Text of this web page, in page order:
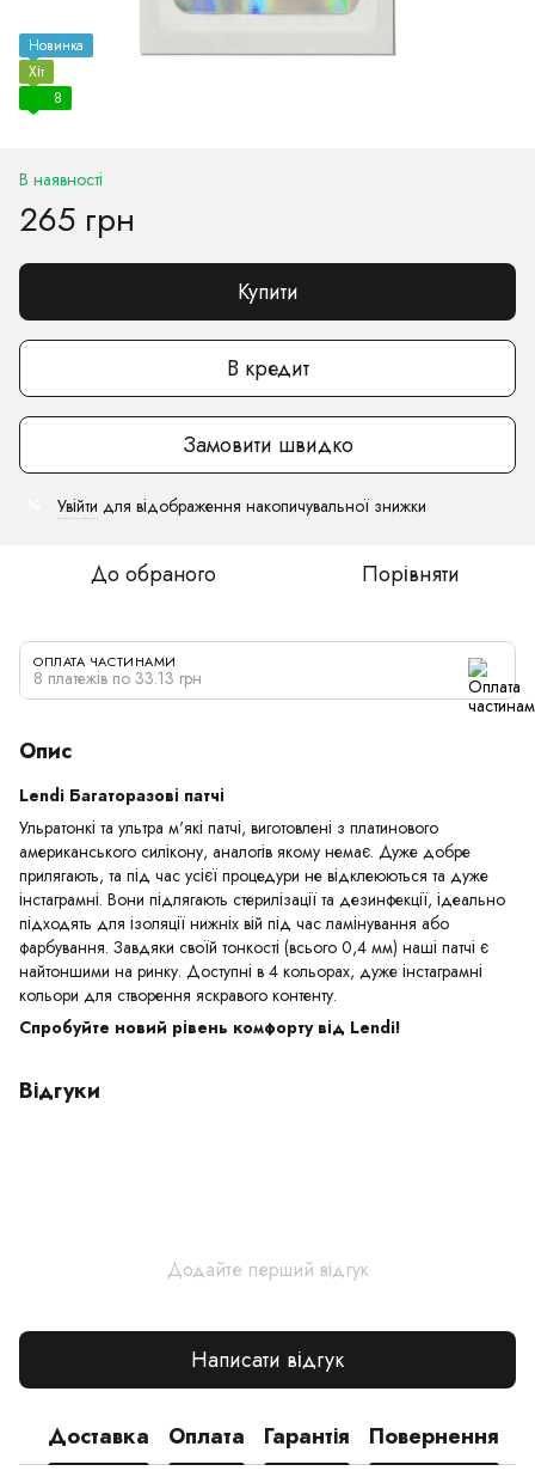
Новинка
Хіт
8
В наявності
265 грн
Купити
В кредит
Замовити швидко
Увійти для відображення накопичувальної знижки
До обраного Порівняти
ОПЛАТА ЧАСТИНАМИ
8 платежів по 33.13 грн
Опис
Lendi Багаторазові патчі
Ульратонкі та ультра м'які патчі, виготовлені з платинового
американського силікону, аналогів якому немає. Дуже добре
прилягають, та під час усієї процедури не відклеюються та дуже
інстаграмні. Вони підлягають стерилізації та дезинфекції, ідеально
підходять для ізоляції нижніх вій під час ламінування або
фарбування. Завдяки своїй тонкості (всього 0,4 мм) наші патчі є
найтоншими на ринку. Доступні в 4 кольорах, дуже інстаграмні
кольори для створення яскравого контенту.
Спробуйте новий рівень комфорту від Lendi!
Відгуки
Додайте перший відгук
Написати відгук
Доставка Оплата Гарантія Повернення